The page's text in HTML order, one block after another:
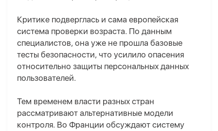
Критике подверглась и сама европейская
система проверки возраста. По данным
специалистов, она уже не прошла базовые
тесты безопасности, что усилило опасения
относительно защиты персональных данных
пользователей.
Тем временем власти разных стран
рассматривают альтернативные модели
контроля. Во Франции обсуждают систему